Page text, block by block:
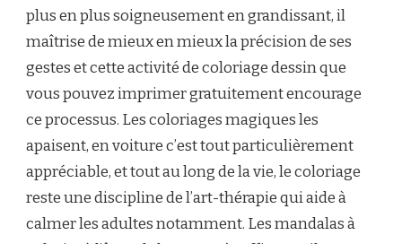
plus en plus soigneusement en grandissant, il
maîtrise de mieux en mieux la précision de ses
gestes et cette activité de coloriage dessin que
vous pouvez imprimer gratuitement encourage
ce processus. Les coloriages magiques les
apaisent, en voiture c’est tout particulièrement
appréciable, et tout au long de la vie, le coloriage
reste une discipline de l’art-thérapie qui aide à
calmer les adultes notamment. Les mandalas à